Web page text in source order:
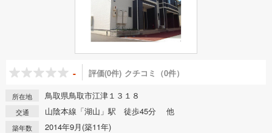
- 評価(0件) クチコミ（0件）
所在地 鳥取県鳥取市江津１３１８
交通 山陰本線「湖山」駅 徒歩45分 他
築年数 2014年9月(築11年)